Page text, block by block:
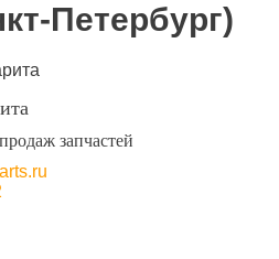
Петербург)
запчастей